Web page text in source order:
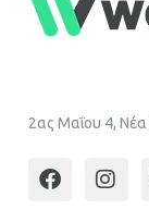
2ας Μαΐου 4,